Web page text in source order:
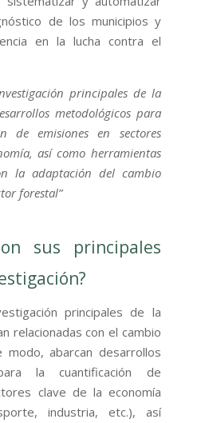
de los municipios y
en la lucha contra el
principales de la
metodológicos para
de emisiones en sectores
así como herramientas
la adaptación del cambio
forestal”
sus principales
principales de la
relacionadas con el cambio
modo, abarcan desarrollos
la cuantificación de
clave de la economía
industria, etc.), así